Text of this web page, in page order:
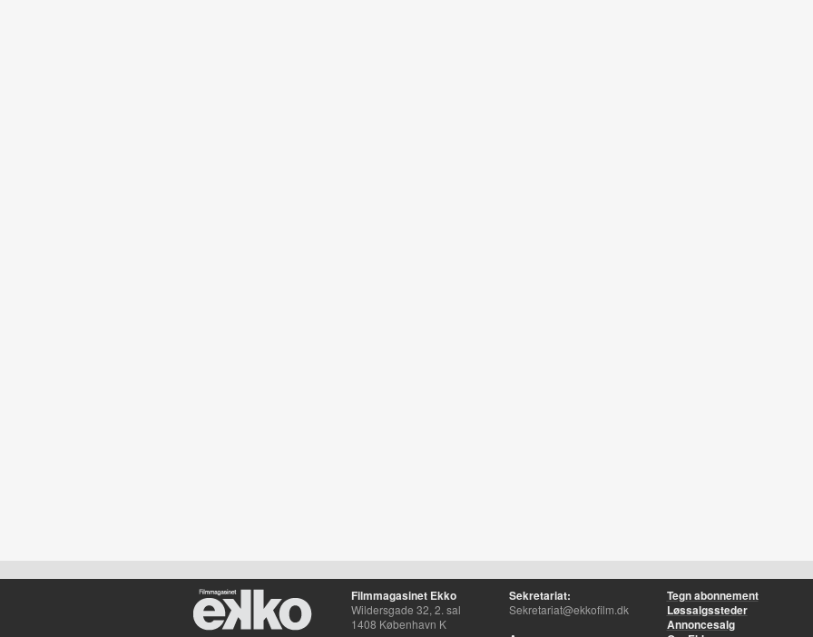
Filmmagasinet Ekko
Wildersgade 32, 2. sal
1408 København K
Sekretariat:
Sekretariat@ekkofilm.dk
Tegn abonnement
Løssalgssteder
Annoncesalg